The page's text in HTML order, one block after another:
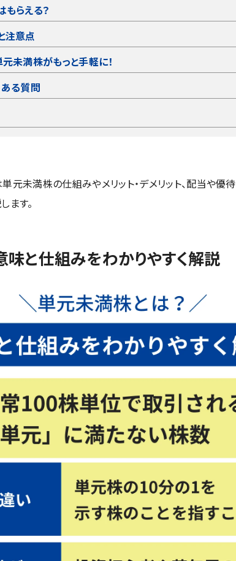
らえる？
注意点
未満株がもっと手軽に！
る質問
元未満株の仕組みやメリット・デメリット、配当や優
ます。
味と仕組みをわかりやすく解説